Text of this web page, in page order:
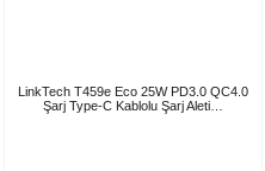
LinkTech T459e Eco 25W PD3.0 QC4.0
Şarj Type-C Kablolu Şarj Aleti…